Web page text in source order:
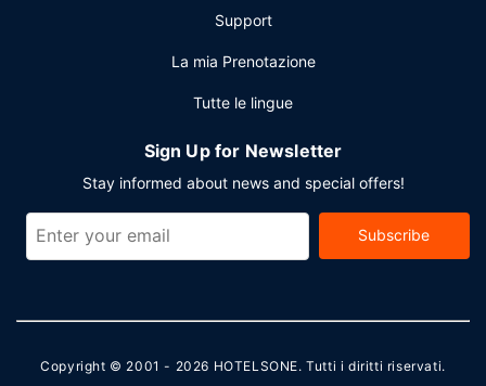
Support
La mia Prenotazione
Tutte le lingue
Sign Up for Newsletter
Stay informed about news and special offers!
Subscribe
Copyright © 2001 - 2026 HOTELSONE. Tutti i diritti riservati.